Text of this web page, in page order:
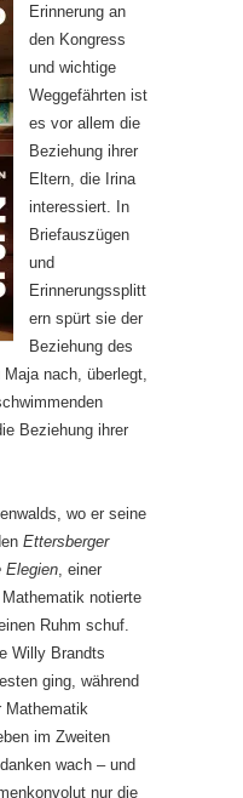
Erinnerung an
den Kongress
und wichtige
Weggefährten ist
es vor allem die
Beziehung ihrer
Eltern, die Irina
interessiert. In
Briefauszügen
und
Erinnerungssplitt
ern spürt sie der
Beziehung des
nach, überlegt,
Beziehung ihrer
wo er seine
Ettersberger
Elegien , einer
notierte
Ruhm schuf.
Willy Brandts
ging, während
Mathematik
im Zweiten
wach – und
nur die